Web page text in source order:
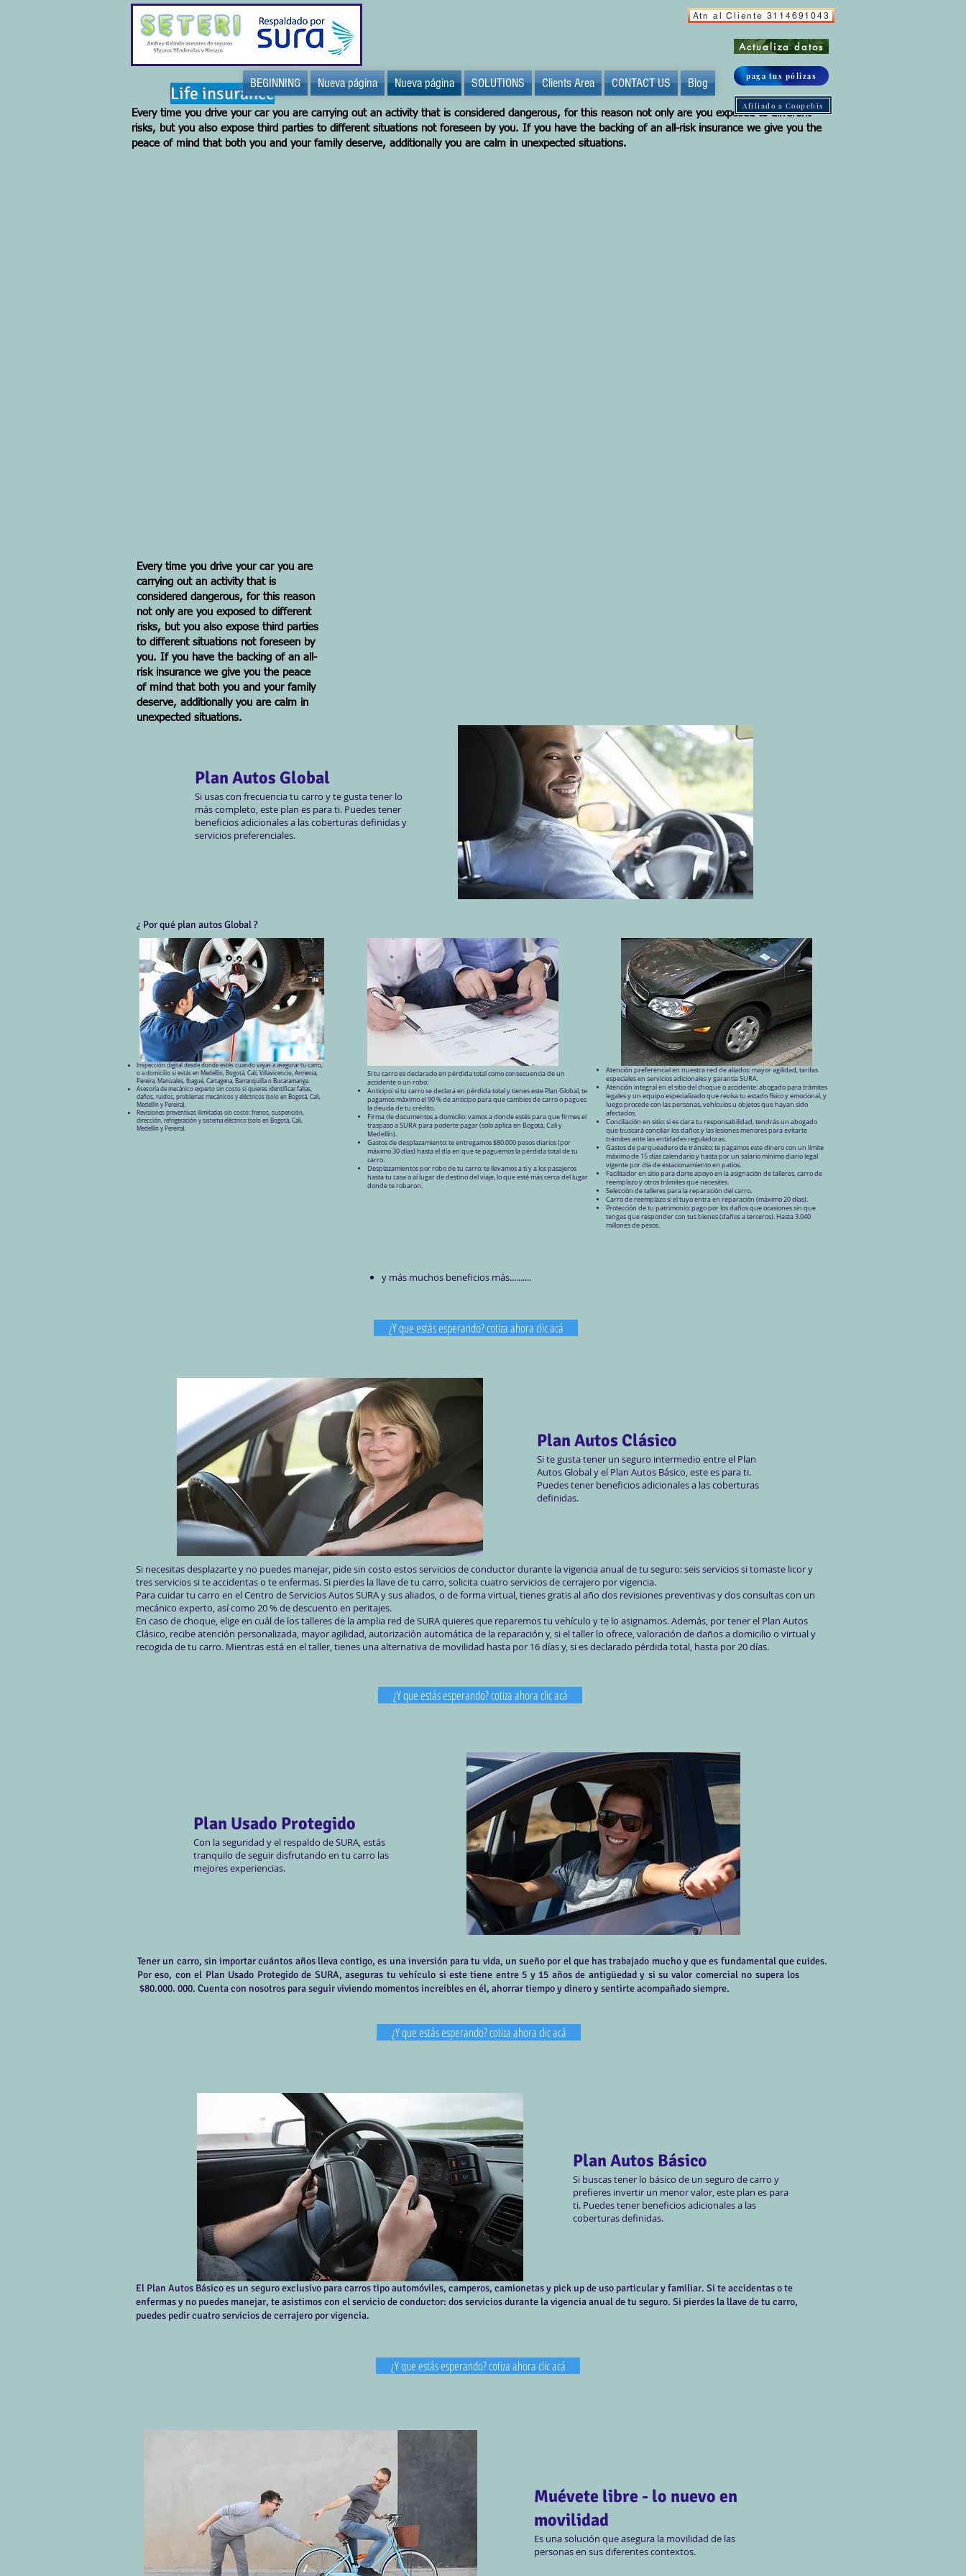
Atn al Cliente 3114691043
Actualiza datos
BEGINNING Nueva página Nueva página SOLUTIONS Clients Area CONTACT US Blog paga tus pólizas
Afiliado a Coopebis
Life insurance
Every time you drive your car you are carrying out an activity that is considered dangerous, for this reason not only are you exposed to different
risks, but you also expose third parties to different situations not foreseen by you. If you have the backing of an all-risk insurance we give you the
peace of mind that both you and your family deserve, additionally you are calm in unexpected situations.
Every time you drive your car you are
carrying out an activity that is
considered dangerous, for this reason
not only are you exposed to different
risks, but you also expose third parties
to different situations not foreseen by
you. If you have the backing of an all-
risk insurance we give you the peace
of mind that both you and your family
deserve, additionally you are calm in
unexpected situations.
Plan Autos Global
Si usas con frecuencia tu carro y te gusta tener lo
más completo, este plan es para ti. Puedes tener
beneficios adicionales a las coberturas definidas y
servicios preferenciales. ​
¿ Por qué plan autos Global ?
Inspección digital desde donde estés cuando vayas a asegurar tu carro,
o a domicilio si estás en Medellín, Bogotá, Cali, Villavicencio, Armenia,
Pereira, Manizales, Ibagué, Cartagena, Barranquilla o Bucaramanga.
Asesoría de mecánico experto sin costo si quieres identificar fallas,
daños, ruidos, problemas mecánicos y eléctricos (solo en Bogotá, Cali,
Medellín y Pereira).
Revisiones preventivas ilimitadas sin costo: frenos, suspensión,
dirección, refrigeración y sistema eléctrico (solo en Bogotá, Cali,
Medellín y Pereira).
Si tu carro es declarado en pérdida total como consecuencia de un
accidente o un robo:
Anticipo: si tu carro se declara en pérdida total y tienes este Plan Global, te
pagamos máximo el 90 % de anticipo para que cambies de carro o pagues
la deuda de tu crédito.
Firma de documentos a domicilio: vamos a donde estés para que firmes el
traspaso a SURA para poderte pagar (solo aplica en Bogotá, Cali y
Medellín).
Gastos de desplazamiento: te entregamos $80.000 pesos diarios (por
máximo 30 días) hasta el día en que te paguemos la pérdida total de tu
carro.
Desplazamientos por robo de tu carro: te llevamos a ti y a los pasajeros
hasta tu casa o al lugar de destino del viaje, lo que esté más cerca del lugar
donde te robaron.
Atención preferencial en nuestra red de aliados: mayor agilidad, tarifas
especiales en servicios adicionales y garantía SURA.
Atención integral en el sitio del choque o accidente: abogado para trámites
legales y un equipo especializado que revisa tu estado físico y emocional, y
luego procede con las personas, vehículos u objetos que hayan sido
afectados.
Conciliación en sitio: si es clara tu responsabilidad, tendrás un abogado
que buscará conciliar los daños y las lesiones menores para evitarte
trámites ante las entidades reguladoras.
Gastos de parqueadero de tránsito: te pagamos este dinero con un límite
máximo de 15 días calendario y hasta por un salario mínimo diario legal
vigente por día de estacionamiento en patios.
Facilitador en sitio para darte apoyo en la asignación de talleres, carro de
reemplazo y otros trámites que necesites.
Selección de talleres para la reparación del carro.
Carro de reemplazo si el tuyo entra en reparación (máximo 20 días).
Protección de tu patrimonio: pago por los daños que ocasiones sin que
tengas que responder con tus bienes (daños a terceros). Hasta 3.040
millones de pesos.
y más muchos beneficios más..........
¿Y que estás esperando? cotiza ahora clic acá
Plan Autos Clásico
Si te gusta tener un seguro intermedio entre el Plan
Autos Global y el Plan Autos Básico, este es para ti.
Puedes tener beneficios adicionales a las coberturas
definidas.
Si necesitas desplazarte y no puedes manejar, pide sin costo estos servicios de conductor durante la vigencia anual de tu seguro: seis servicios si tomaste licor y
tres servicios si te accidentas o te enfer​mas. Si pierdes la llave de tu carro, solicita cuatro servicios de cerrajero por vigencia.
Para cuidar tu carro en el Centro de Servicios Autos SURA y sus aliados, o de forma virtual, tienes gratis al año dos revisiones preventivas y dos consultas con un
mecánico experto, así como 20 % de descuento en peritajes.
En caso de choque, elige en cuál de los talleres de la amplia red de SURA quieres que reparemos tu vehículo y te lo asignamos. Además, por tener el Plan Autos
Clásico, recibe atención personalizada, mayor agilidad, autorización automática de la reparación y, si el taller lo ofrece, valoración de daños a domicilio o virtual y
recogida de tu carro. Mientras está en el taller, tienes una alternativa de movilidad hasta por 16 días y, si es declarado pérdida total, hasta por 20 días.​
¿Y que estás esperando? cotiza ahora clic acá
Plan Usado Protegido
Con la seguridad y el respaldo de SURA, estás
tranquilo de seguir disfrutando en tu carro las
mejores experiencias.
Tener un carro, sin importar cuántos años lleva contigo, es una inversión para tu vida, un sueño por el que has trabajado mucho y que es fundamental que cuides.
Por eso, con el Plan Usado Protegido de SURA, aseguras tu vehículo si este tiene entre 5 y 15 años de antigüedad y si su valor comercial no supera los
$80.000. 000. Cuenta con nosotros para seguir viviendo momentos increíbles en él, ahorrar tiempo y dinero y sentirte acompañado siempre.
¿Y que estás esperando? cotiza ahora clic acá
Plan Autos Básico
Si buscas tener lo básico de un seguro de carro y
prefieres invertir un menor valor, este plan es para
ti. Puedes tener​ beneficios adicionales a las
coberturas definidas.​
El Plan Autos Básico es un seguro exclusivo para carros tipo automóviles, camperos, camionetas y pick up de uso particular y familiar. Si te accidentas o te
enfermas y no puedes manejar, te asistimos con el servicio de conductor: dos servicios durante la vigencia anual de tu seguro. Si pierdes la llave de tu carro,
puedes p​edir cuatro servicios de cerrajero por vigencia.
¿Y que estás esperando? cotiza ahora clic acá
Muévete libre - lo nuevo en
movilidad
Es una solución que asegura la movilidad de las
personas en sus diferentes contextos.